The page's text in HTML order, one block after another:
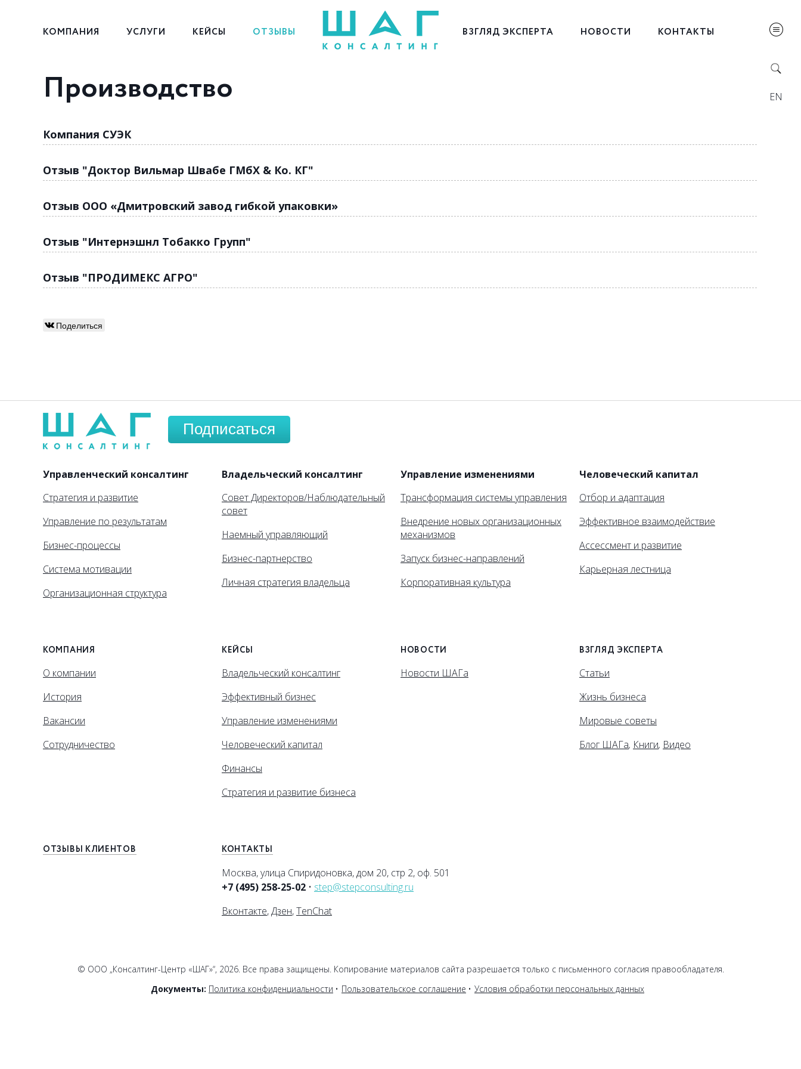
КОМПАНИЯ УСЛУГИ КЕЙСЫ ОТЗЫВЫ ВЗГЛЯД ЭКСПЕРТА НОВОСТИ КОНТАКТЫ
Производство
Компания СУЭК
Отзыв "Доктор Вильмар Швабе ГМбХ & Ко. КГ"
Отзыв ООО «Дмитровский завод гибкой упаковки»
Отзыв "Интернэшнл Тобакко Групп"
Отзыв "ПРОДИМЕКС АГРО"
Поделиться
EN
Подписаться
Управленческий консалтинг
Стратегия и развитие
Управление по результатам
Бизнес-процессы
Система мотивации
Организационная структура
Владельческий консалтинг
Совет Директоров/Наблюдательный
совет
Наемный управляющий
Бизнес-партнерство
Личная стратегия владельца
Управление изменениями
Трансформация системы управления
Внедрение новых организационных
механизмов
Запуск бизнес-направлений
Корпоративная культура
Человеческий капитал
Отбор и адаптация
Эффективное взаимодействие
Ассессмент и развитие
Карьерная лестница
КОМПАНИЯ
О компании
История
Вакансии
Сотрудничество
КЕЙСЫ
Владельческий консалтинг
Эффективный бизнес
Управление изменениями
Человеческий капитал
Финансы
Стратегия и развитие бизнеса
НОВОСТИ
Новости ШАГа
ВЗГЛЯД ЭКСПЕРТА
Статьи
Жизнь бизнеса
Мировые советы
Блог ШАГа, Книги, Видео
ОТЗЫВЫ КЛИЕНТОВ КОНТАКТЫ
Москва, улица Спиридоновка, дом 20, стр 2, оф. 501
+7 (495) 258-25-02 • step@stepconsulting.ru
Вконтакте,Дзен,TenChat
© ООО „Консалтинг-Центр «ШАГ»“, 2026. Все права защищены. Копирование материалов сайта разрешается только с письменного согласия правообладателя.
Документы: Политика конфиденциальности Пользовательское соглашение Условия обработки персональных данных